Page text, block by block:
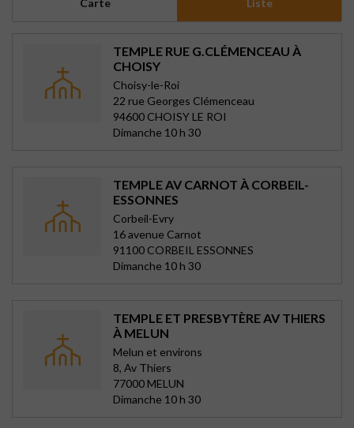
TEMPLE RUE G.CLÉMENCEAU À
CHOISY
Choisy-le-Roi
22 rue Georges Clémenceau
94600 CHOISY LE ROI
Dimanche 10 h 30
TEMPLE AV CARNOT À CORBEIL-
ESSONNES
Corbeil-Evry
16 avenue Carnot
91100 CORBEIL ESSONNES
Dimanche 10 h 30
TEMPLE ET PRESBYTÈRE AV THIERS
À MELUN
Melun et environs
8, Av Thiers
77000 MELUN
Dimanche 10 h 30